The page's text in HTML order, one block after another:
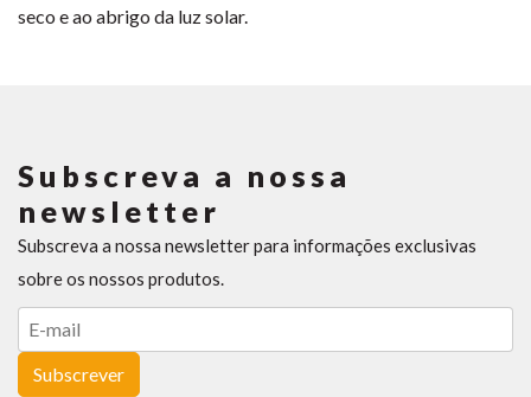
seco e ao abrigo da luz solar.
Subscreva a nossa
newsletter
Subscreva a nossa newsletter para informações exclusivas
sobre os nossos produtos.
Subscrever